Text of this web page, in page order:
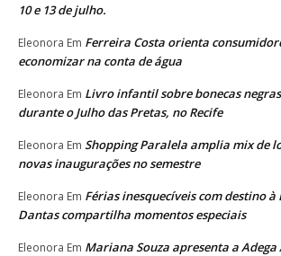
10 e 13 de julho.
Eleonora Em Ferreira Costa orienta
economizar na conta de água
Eleonora Em Livro infantil sobre bonecas
durante o Julho das Pretas, no Recife
Eleonora Em Shopping Paralela amplia mix de
novas inaugurações no semestre
Eleonora Em Férias inesquecíveis com destino
Dantas compartilha momentos especiais
Eleonora Em Mariana Souza apresenta a